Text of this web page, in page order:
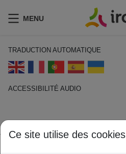
MENU
TRADUCTION AUTOMATIQUE
ACCESSIBILITÉ AUDIO
Visite Médicale
Ce site utilise des cookies